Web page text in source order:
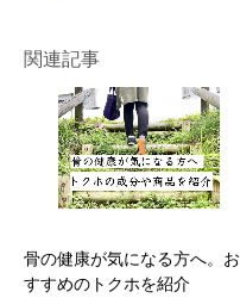
関連記事
骨の健康が気になる方へ。お
すすめのトクホを紹介